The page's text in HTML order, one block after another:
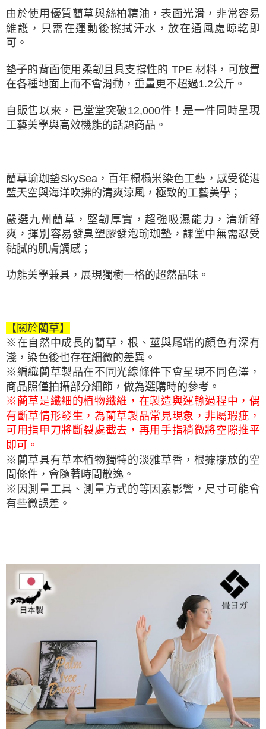
由於使用優質藺草與絲柏精油，表面光滑，非常容易
維護，只需在運動後擦拭汗水，放在通風處晾乾即
可。
墊子的背面使用柔韌且具支撐性的 TPE 材料，可放置
在各種地面上而不會滑動，重量更不超過1.2公斤。
自販售以來，已堂堂突破12,000件！是一件同時呈現
工藝美學與高效機能的話題商品。
藺草瑜珈墊SkySea，百年榻榻米染色工藝，感受從湛
藍天空與海洋吹拂的清爽涼風，極致的工藝美學；
嚴選九州藺草，堅韌厚實，超強吸濕能力，清新舒
爽，揮別容易發臭塑膠發泡瑜珈墊，課堂中無需忍受
黏膩的肌膚觸感；
功能美學兼具，展現獨樹一格的超然品味。
【關於藺草】
※在自然中成長的藺草，根、莖與尾端的顏色有深有
淺，染色後也存在細微的差異。
※編織藺草製品在不同光線條件下會呈現不同色澤，
商品照僅拍攝部分細節，做為選購時的參考。
※藺草是纖細的植物纖維，在製造與運輸過程中，偶
有斷草情形發生，為藺草製品常見現象，非屬瑕疵，
可用指甲刀將斷裂處截去，再用手指稍微將空隙推平
即可。
※藺草具有草本植物獨特的淡雅草香，根據擺放的空
間條件，會隨著時間散逸。
※因測量工具、測量方式的等因素影響，尺寸可能會
有些微誤差。